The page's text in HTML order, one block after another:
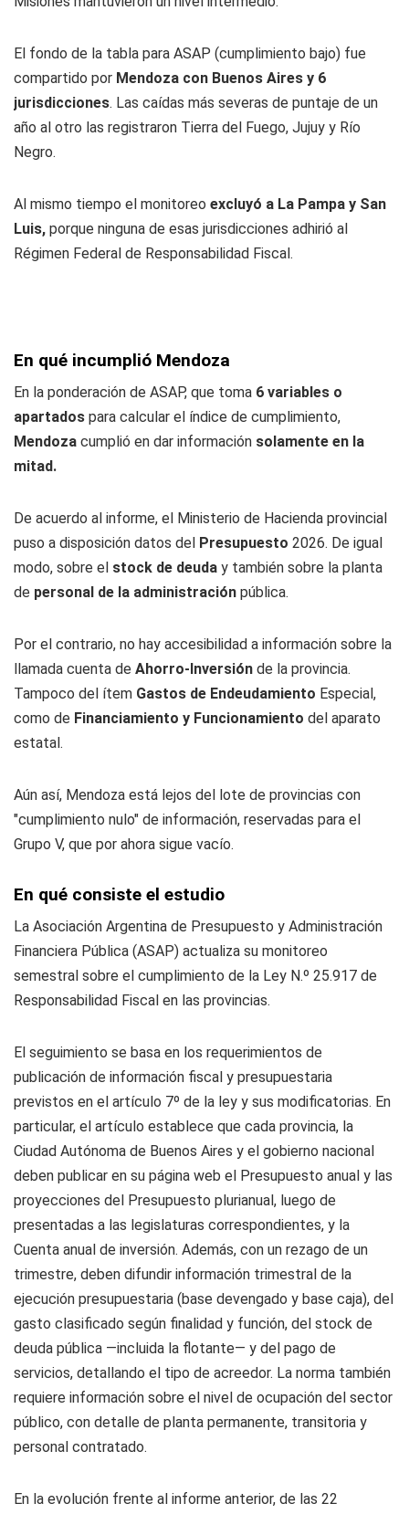
El fondo de la tabla para ASAP (cumplimiento bajo) fue
compartido por Mendoza con Buenos Aires y 6
jurisdicciones. Las caídas más severas de puntaje de un
año al otro las registraron Tierra del Fuego, Jujuy y Río
Negro.
Al mismo tiempo el monitoreo excluyó a La Pampa y San
Luis, porque ninguna de esas jurisdicciones adhirió al
Régimen Federal de Responsabilidad Fiscal.
En qué incumplió Mendoza
En la ponderación de ASAP, que toma 6 variables o
apartados para calcular el índice de cumplimiento,
Mendoza cumplió en dar información solamente en la
mitad.
De acuerdo al informe, el Ministerio de Hacienda provincial
puso a disposición datos del Presupuesto 2026. De igual
modo, sobre el stock de deuda y también sobre la planta
de personal de la administración pública.
Por el contrario, no hay accesibilidad a información sobre la
llamada cuenta de Ahorro-Inversión de la provincia.
Tampoco del ítem Gastos de Endeudamiento Especial,
como de Financiamiento y Funcionamiento del aparato
estatal.
Aún así, Mendoza está lejos del lote de provincias con
"cumplimiento nulo" de información, reservadas para el
Grupo V, que por ahora sigue vacío.
En qué consiste el estudio
La Asociación Argentina de Presupuesto y Administración
Financiera Pública (ASAP) actualiza su monitoreo
semestral sobre el cumplimiento de la Ley N.º 25.917 de
Responsabilidad Fiscal en las provincias.
El seguimiento se basa en los requerimientos de
publicación de información fiscal y presupuestaria
previstos en el artículo 7º de la ley y sus modificatorias. En
particular, el artículo establece que cada provincia, la
Ciudad Autónoma de Buenos Aires y el gobierno nacional
deben publicar en su página web el Presupuesto anual y las
proyecciones del Presupuesto plurianual, luego de
presentadas a las legislaturas correspondientes, y la
Cuenta anual de inversión. Además, con un rezago de un
trimestre, deben difundir información trimestral de la
ejecución presupuestaria (base devengado y base caja), del
gasto clasificado según finalidad y función, del stock de
deuda pública —incluida la flotante— y del pago de
servicios, detallando el tipo de acreedor. La norma también
requiere información sobre el nivel de ocupación del sector
público, con detalle de planta permanente, transitoria y
personal contratado.
En la evolución frente al informe anterior, de las 22